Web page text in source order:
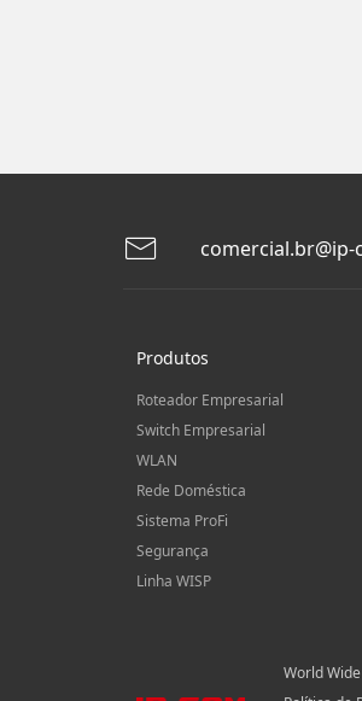
Produtos
Roteador Empresarial
Switch Empresarial
WLAN
Rede Doméstica
Sistema ProFi
Segurança
Linha WISP
World